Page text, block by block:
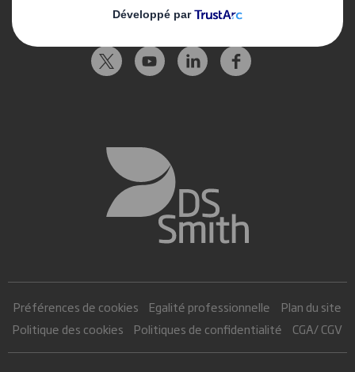
Préférences de cookies Egalité professionnelle
Plan du site
Politique des cookies
Politiques de confidentialité CGA/ CGV